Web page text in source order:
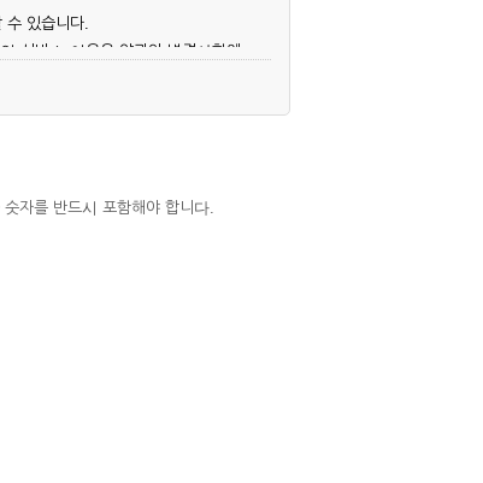
수 있습니다.
서비스 이용은 약관의 변경사항에
으로써 성립하며, 회사는 신청자
디를 해지하고 재가입해야 합니
한할 수 있습니다.
자를 반드시 포함해야 합니다.